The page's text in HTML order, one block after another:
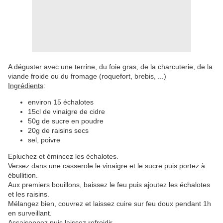
A déguster avec une terrine, du foie gras, de la charcuterie, de la
viande froide ou du fromage (roquefort, brebis, ...)
Ingrédients:
environ 15 échalotes
15cl de vinaigre de cidre
50g de sucre en poudre
20g de raisins secs
sel, poivre
Epluchez et émincez les échalotes.
Versez dans une casserole le vinaigre et le sucre puis portez à
ébullition.
Aux premiers bouillons, baissez le feu puis ajoutez les échalotes
et les raisins.
Mélangez bien, couvrez et laissez cuire sur feu doux pendant 1h
en surveillant.